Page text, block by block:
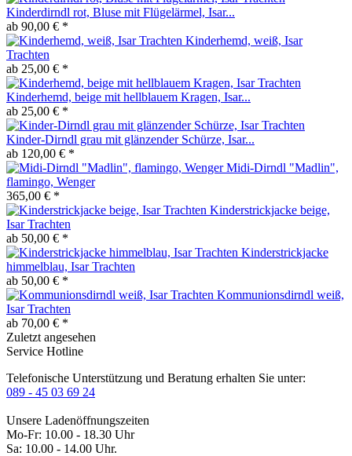
Kinderdirndl rot, Bluse mit Flügelärmel, Isar...
ab 90,00 € *
Kinderhemd, weiß, Isar
Trachten
ab 25,00 € *
Kinderhemd, beige mit hellblauem Kragen, Isar...
ab 25,00 € *
Kinder-Dirndl grau mit glänzender Schürze, Isar...
ab 120,00 € *
Midi-Dirndl "Madlin",
flamingo, Wenger
365,00 € *
Kinderstrickjacke beige,
Isar Trachten
ab 50,00 € *
Kinderstrickjacke
himmelblau, Isar Trachten
ab 50,00 € *
Kommunionsdirndl weiß,
Isar Trachten
ab 70,00 € *
Zuletzt angesehen
Service Hotline
Telefonische Unterstützung und Beratung erhalten Sie unter:
089 - 45 03 69 24
Unsere Ladenöffnungszeiten
Mo-Fr: 10.00 - 18.30 Uhr
Sa: 10.00 - 14.00 Uhr.